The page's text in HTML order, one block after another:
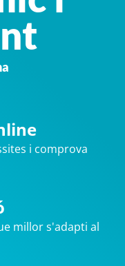
i comprova
millor s'adapti al